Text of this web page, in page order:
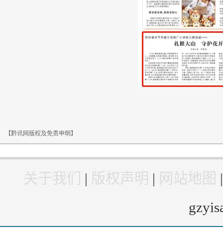
【黔讯网版权及免责申明】
关于我们 | 版权声明 | 网站地图